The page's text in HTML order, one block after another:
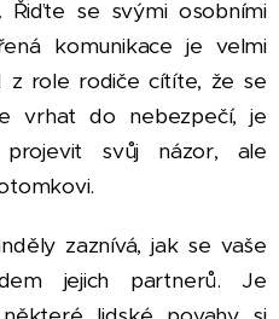
Řiďte se svými osobními
komunikace je velmi
z role rodiče cítíte, že se
vrhat do nebezpečí, je
svůj názor, ale
zaznívá, jak se vaše
jejich partnerů. Je